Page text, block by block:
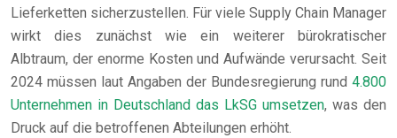
Lieferketten sicherzustellen. Für viele Supply Chain Manager
wirkt dies zunächst wie ein weiterer bürokratischer
Albtraum, der enorme Kosten und Aufwände verursacht. Seit
2024 müssen laut Angaben der Bundesregierung rund 4.800
Unternehmen in Deutschland das LkSG umsetzen, was den
Druck auf die betroffenen Abteilungen erhöht.